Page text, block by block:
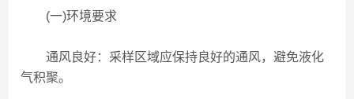
(一)环境要求
通风良好：采样区域应保持良好的通风，避免液化
气积聚。